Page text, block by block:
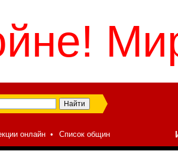
онлайн • Список общин